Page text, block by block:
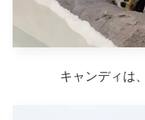
キャンディは